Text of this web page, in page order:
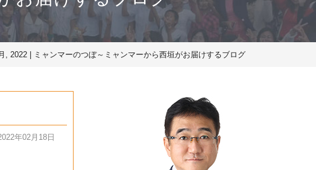
, 2022 | ミャンマーのつぼ～ミャンマーから西垣がお届けするブログ
年02月18日